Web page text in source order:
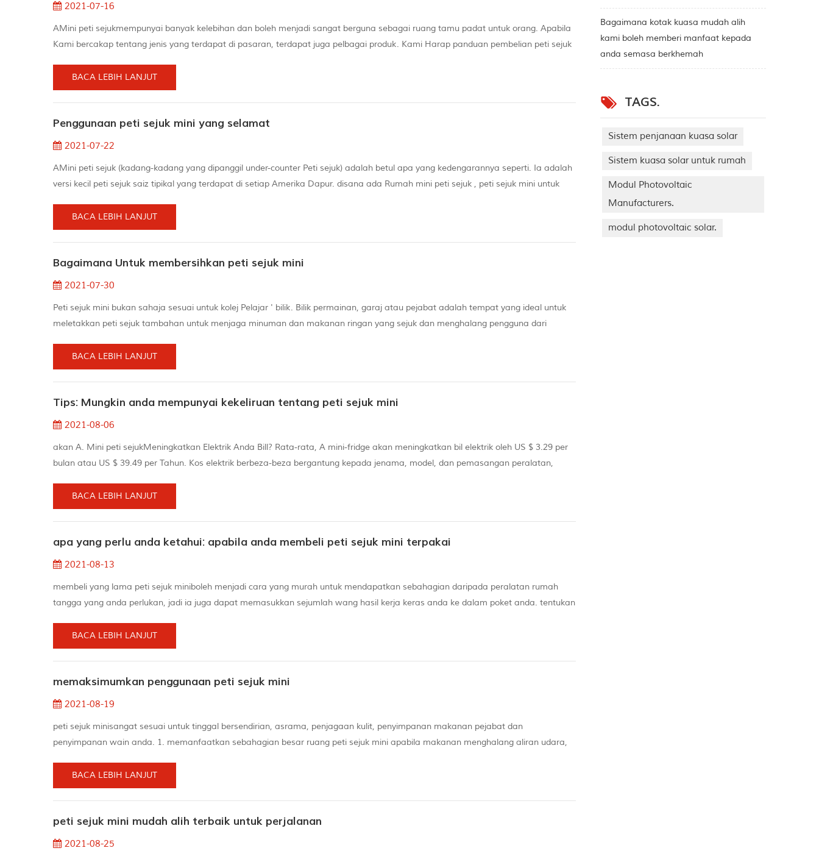
2021-07-16
AMini peti sejukmempunyai banyak kelebihan dan boleh menjadi sangat berguna sebagai ruang tamu padat untuk orang. Apabila
Kami bercakap tentang jenis yang terdapat di pasaran, terdapat juga pelbagai produk. Kami Harap panduan pembelian peti sejuk
mini Saiz peti sejuk padat san...
BACA LEBIH LANJUT
Penggunaan peti sejuk mini yang selamat
2021-07-22
AMini peti sejuk (kadang-kadang yang dipanggil under-counter Peti sejuk) adalah betul apa yang kedengarannya seperti. Ia adalah
versi kecil peti sejuk saiz tipikal yang terdapat di setiap Amerika Dapur. disana ada Rumah mini peti sejuk , peti sejuk mini untuk
kos kuas...
BACA LEBIH LANJUT
Bagaimana Untuk membersihkan peti sejuk mini
2021-07-30
Peti sejuk mini bukan sahaja sesuai untuk kolej Pelajar ' bilik. Bilik permainan, garaj atau pejabat adalah tempat yang ideal untuk
meletakkan peti sejuk tambahan untuk menjaga minuman dan makanan ringan yang sejuk dan menghalang pengguna dari
dibersihkan dengan kerap un...
BACA LEBIH LANJUT
Tips: Mungkin anda mempunyai kekeliruan tentang peti sejuk mini
2021-08-06
akan A. Mini peti sejukMeningkatkan Elektrik Anda Bill? Rata-rata, A mini-fridge akan meningkatkan bil elektrik oleh US $ 3.29 per
bulan atau US $ 39.49 per Tahun. Kos elektrik berbeza-beza bergantung kepada jenama, model, dan pemasangan peralatan,
yang diiklankan sebagai Zero...
BACA LEBIH LANJUT
apa yang perlu anda ketahui: apabila anda membeli peti sejuk mini terpakai
2021-08-13
membeli yang lama peti sejuk miniboleh menjadi cara yang murah untuk mendapatkan sebahagian daripada peralatan rumah
tangga yang anda perlukan, jadi ia juga dapat memasukkan sejumlah wang hasil kerja keras anda ke dalam poket anda. tentukan
sejuk kecil terbesar dan ...
BACA LEBIH LANJUT
memaksimumkan penggunaan peti sejuk mini
2021-08-19
peti sejuk minisangat sesuai untuk tinggal bersendirian, asrama, penjagaan kulit, penyimpanan makanan pejabat dan
penyimpanan wain anda. 1. memanfaatkan sebahagian besar ruang peti sejuk mini apabila makanan menghalang aliran udara,
yang lain.sebenarnya, minuman seperti si...
BACA LEBIH LANJUT
peti sejuk mini mudah alih terbaik untuk perjalanan
2021-08-25
Bagaimana kotak kuasa mudah alih
kami boleh memberi manfaat kepada
anda semasa berkhemah
TAGS.
Sistem penjanaan kuasa solar
Sistem kuasa solar untuk rumah
Modul Photovoltaic
Manufacturers.
modul photovoltaic solar.